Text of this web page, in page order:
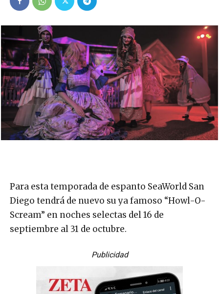
Para esta temporada de espanto SeaWorld San
Diego tendrá de nuevo su ya famoso “Howl-O-
Scream” en noches selectas del 16 de
septiembre al 31 de octubre.
Publicidad